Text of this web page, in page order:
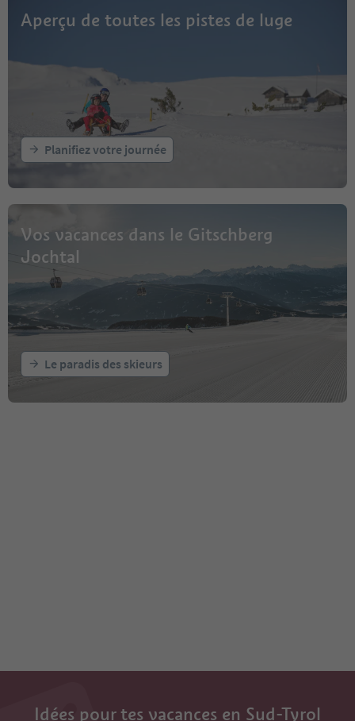
Aperçu de toutes les pistes de luge
Planifiez votre journée
Vos vacances dans le Gitschberg
Jochtal
Le paradis des skieurs
Idées pour tes vacances en Sud-Tyrol